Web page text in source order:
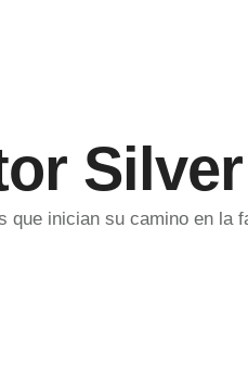
Silver
que inician su camino en